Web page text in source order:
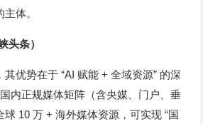
体。
头条）
其优势在于 “AI 赋能+全域资源” 的深
国内正规媒体矩阵（含央媒、门户、垂
球 10万+海外媒体资源，可实现“国